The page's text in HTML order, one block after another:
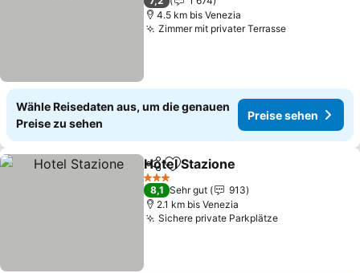
4.5 km bis Venezia
Zimmer mit privater TerrassePreise
Wähle Reisedaten aus, um die genauen
Preise zu sehen
Preise sehen
TeilenZu Favoriten hinzufügen
Hotel Stazione
3 Sterne
8,1 Sehr gut
913
2.1 km bis Venezia
Sichere private ParkplätzePreise sehen